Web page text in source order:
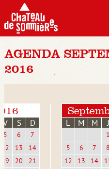
AGENDA
2016
V S D
5 6
7
12
13
14
19
20
21
L M M J
1
5
6 7 8
12
13 14